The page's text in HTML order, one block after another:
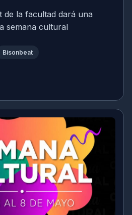
de la facultad dará una
semana cultural
Bisonbeat